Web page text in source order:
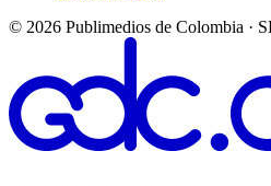
© 2026 Publimedios de Colombia ·